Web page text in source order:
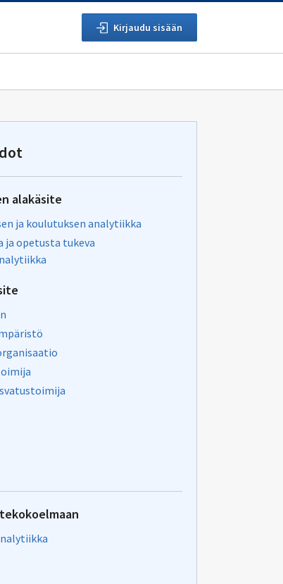
Kirjaudu sisään
alakäsite
ja koulutuksen analytiikka
ja opetusta tukeva